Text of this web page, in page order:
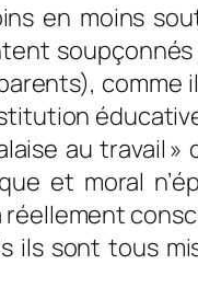
en moins
comme
au travail
et moral
ils sont tous